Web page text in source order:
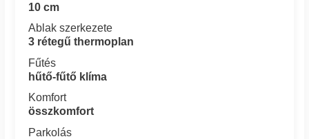
10 cm
Ablak szerkezete
3 rétegű thermoplan
Fűtés
hűtő-fűtő klíma
Komfort
összkomfort
Parkolás